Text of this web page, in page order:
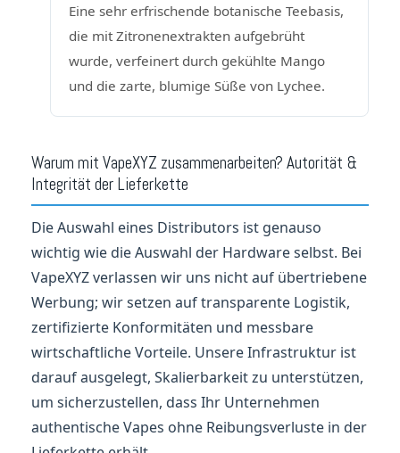
Eine sehr erfrischende botanische Teebasis,
die mit Zitronenextrakten aufgebrüht
wurde, verfeinert durch gekühlte Mango
und die zarte, blumige Süße von Lychee.
Warum mit VapeXYZ zusammenarbeiten? Autorität &
Integrität der Lieferkette
Die Auswahl eines Distributors ist genauso
wichtig wie die Auswahl der Hardware selbst. Bei
VapeXYZ verlassen wir uns nicht auf übertriebene
Werbung; wir setzen auf transparente Logistik,
zertifizierte Konformitäten und messbare
wirtschaftliche Vorteile. Unsere Infrastruktur ist
darauf ausgelegt, Skalierbarkeit zu unterstützen,
um sicherzustellen, dass Ihr Unternehmen
authentische Vapes ohne Reibungsverluste in der